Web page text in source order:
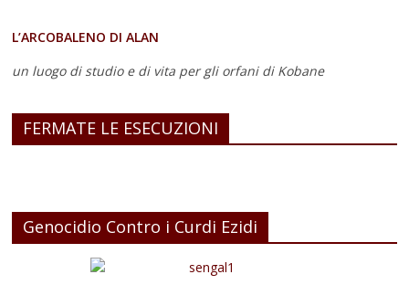
L’ARCOBALENO DI ALAN
un luogo di studio e di vita per gli orfani di Kobane
FERMATE LE ESECUZIONI
Genocidio Contro i Curdi Ezidi